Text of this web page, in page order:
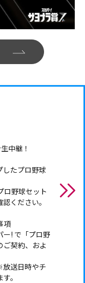
中継！
したプロ野球
ロ野球セット
ください。
項
ー! で「プロ野
ご契約、およ
送日時やチ
。